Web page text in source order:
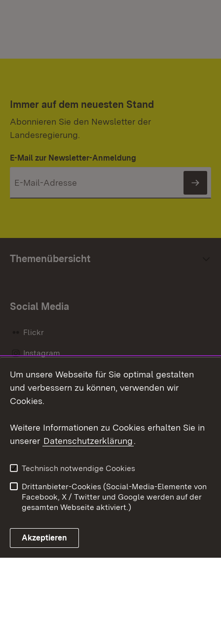
Immer auf dem neuesten Stand
Abonnieren Sie den Newsletter der
Landesregierung.
E-Mail zur Newsletter-Anmeldung
Themenübersicht
Social Media
Flickr
Instagram
Social Wall
Link zum Landesportal
Barrierefreiheit
Benutzungshinweise
Impressum
Cookies
Um unsere Webseite für Sie optimal gestalten
und verbessern zu können, verwenden wir
Cookies.
Weitere Informationen zu Cookies erhalten Sie in
unserer Datenschutzerklärung.
Technisch notwendige Cookies
Drittanbieter-Cookies (Social-Media-Elemente von
Facebook, X / Twitter und Google werden auf der
gesamten Webseite aktiviert.)
Akzeptieren